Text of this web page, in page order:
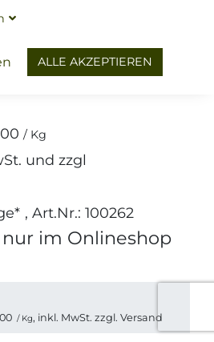
ALLE AKZEPTIEREN
/ Kg
und zzgl
, Art.Nr.: 100262
im Onlineshop
/ Kg, inkl. MwSt. zzgl. Versand